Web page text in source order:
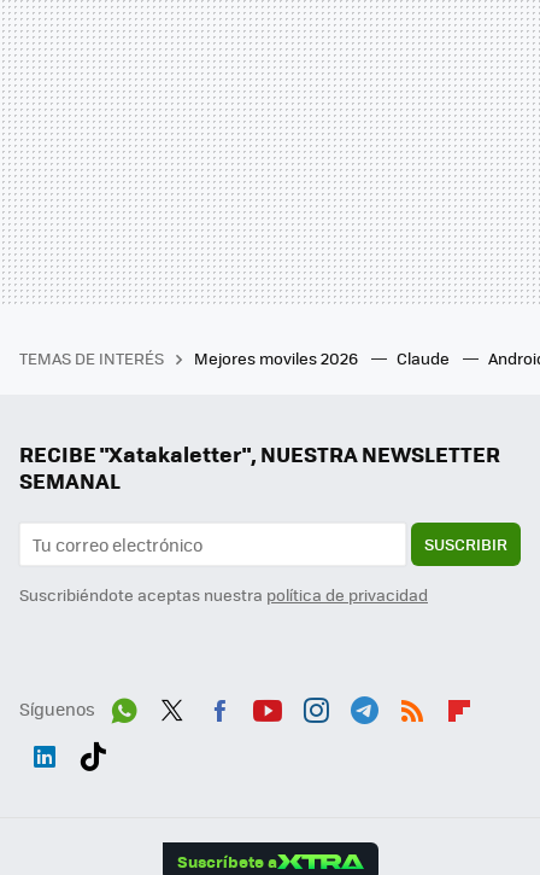
TEMAS DE INTERÉS Mejores moviles 2026 Claude
RECIBE "Xatakaletter", NUESTRA NEWSLETTER
SEMANAL
SUSCRIBIR
Suscribiéndote aceptas nuestra política de privacidad
Síguenos
Suscríbete a